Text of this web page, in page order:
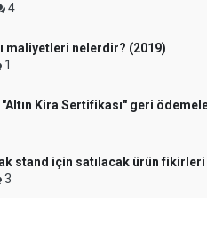
4
maliyetleri nelerdir? (2019)
1
"Altın Kira Sertifikası" geri
stand için satılacak ürün fikirleri
3